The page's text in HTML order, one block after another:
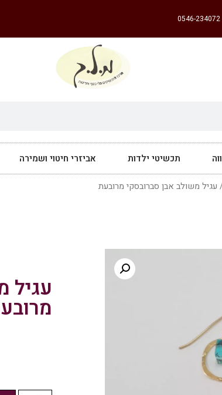
0546-234072
תכשיטי ילדות אביזרי חיטוי ושמירה
עגיל משולב אבן סברובסקי מרובעת
עגיל